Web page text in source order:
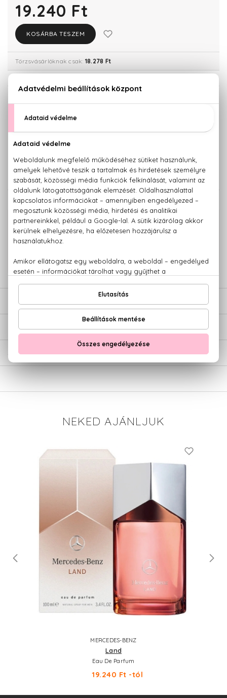
19.240 Ft
KOSÁRBA TESZEM
Törzsvásárlóknak csak: 18.278 Ft
KISZERELÉS KIVÁLASZTÁSA
30 ml
60 ml
31.940 Ft
KAPCSOLÓDÓ TERMÉKEK
100% eredeti termékek,14 napos visszaküldési garanciával
779 1926
ÉRTÉKELÉSEK (0)
SZÁLLÍTÁS
NEKED AJÁNLJUK
MERCEDES-BENZ
Land
Eau De Parfum
19.240 Ft -tól